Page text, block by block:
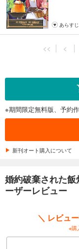
あらす
<< <
※期間限定無料版、予約
新刊オート購入について
婚約破棄された
ーザーレビュー
＼ レビュ
※購